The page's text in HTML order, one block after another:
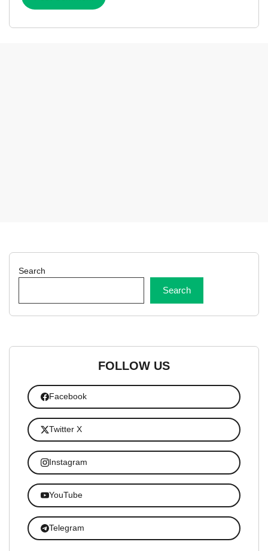
Search
Search
FOLLOW US
Facebook
Twitter X
Instagram
YouTube
Telegram